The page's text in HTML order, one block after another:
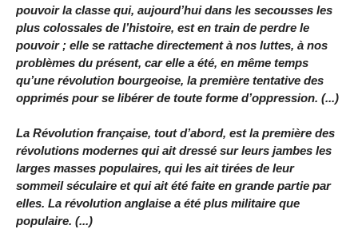
pouvoir la classe qui, aujourd’hui dans les secousses les
plus colossales de l’histoire, est en train de perdre le
pouvoir ; elle se rattache directement à nos luttes, à nos
problèmes du présent, car elle a été, en même temps
qu’une révolution bourgeoise, la première tentative des
opprimés pour se libérer de toute forme d’oppression. (...)
La Révolution française, tout d’abord, est la première des
révolutions modernes qui ait dressé sur leurs jambes les
larges masses populaires, qui les ait tirées de leur
sommeil séculaire et qui ait été faite en grande partie par
elles. La révolution anglaise a été plus militaire que
populaire. (...)